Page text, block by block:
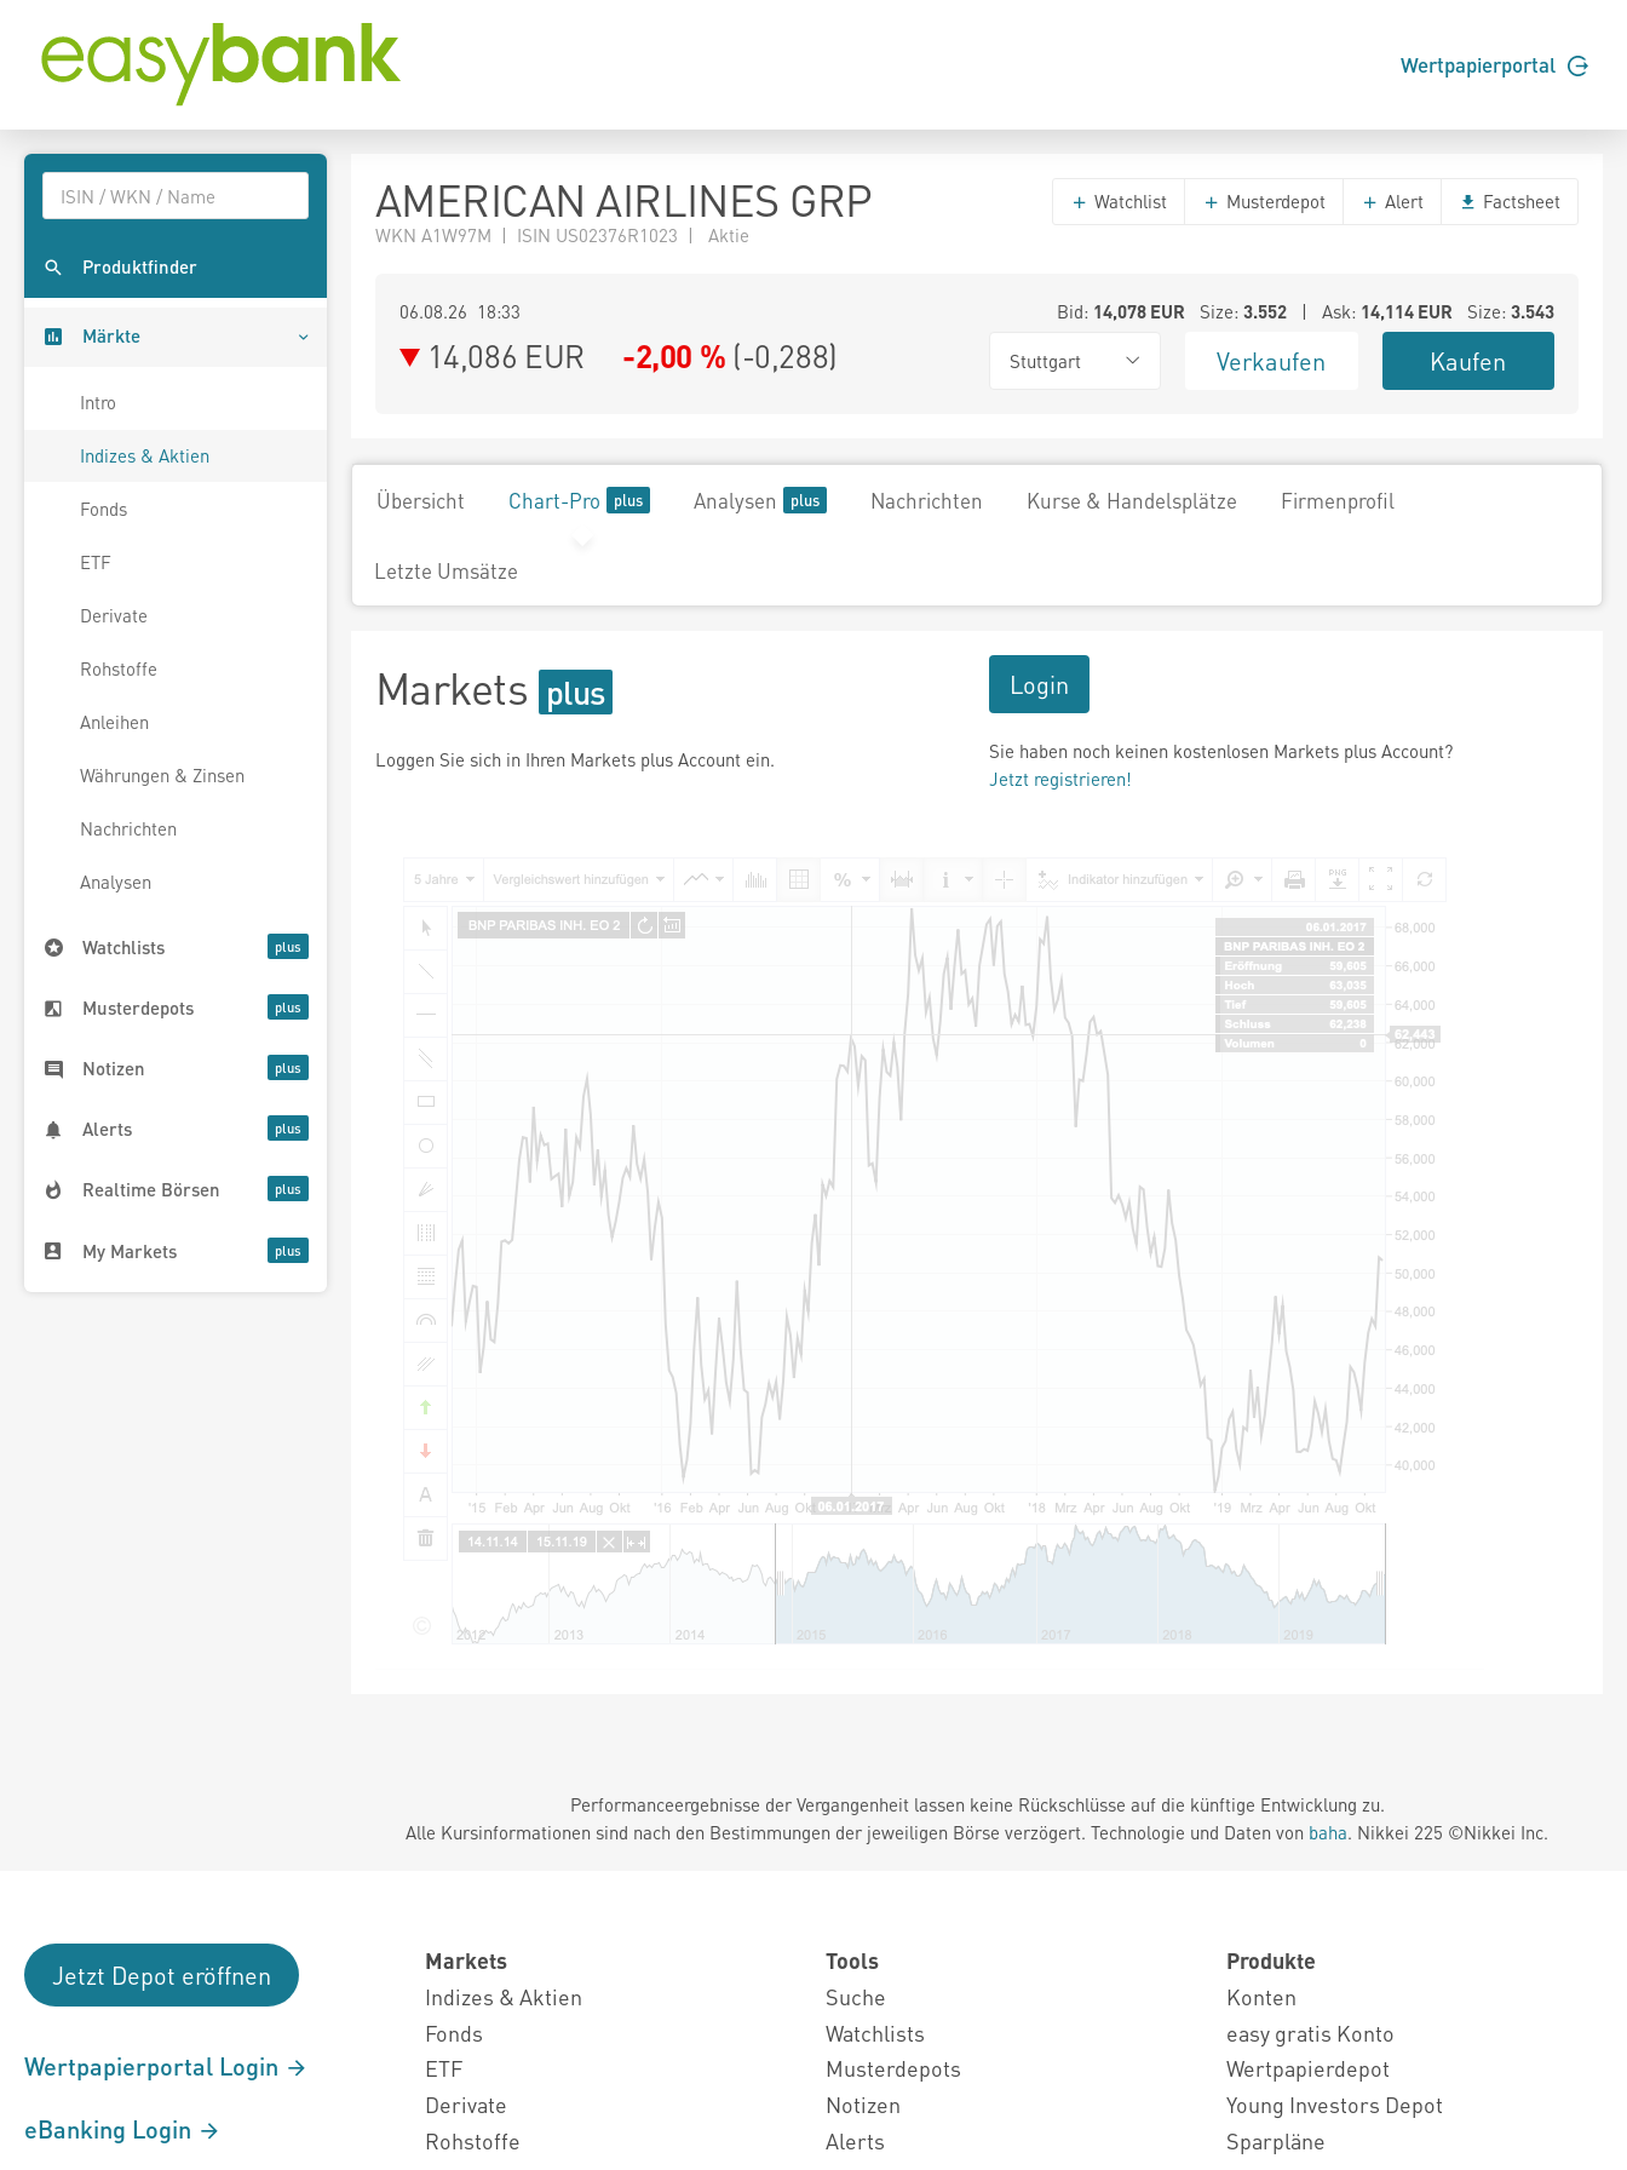
Wertpapierportal
Produktfinder
Märkte
Intro
Indizes & Aktien
Fonds
ETF
Derivate
Rohstoffe
Anleihen
Währungen & Zinsen
Nachrichten
Analysen
Watchlists
Musterdepots
Notizen
Alerts
Realtime Börsen
My Markets
AMERICAN AIRLINES GRP
WKN A1W97M | ISIN US02376R1023 | Aktie
Watchlist Musterdepot Alert Factsheet
06.08.26 18:33 Bid: 14,078EUR Size: 3.552| Ask: 14,114EUR Size: 3.543
14,086 EUR -2,00 % (-0,288) Stuttgart Verkaufen Kaufen
Übersicht Chart-Pro Analysen Nachrichten Kurse & Handelsplätze Firmenprofil
Letzte Umsätze
Markets
Loggen Sie sich in Ihren Markets plus Account ein.
Login
Sie haben noch keinen kostenlosen Markets plus Account?
Jetzt registrieren!
Performanceergebnisse der Vergangenheit lassen keine Rückschlüsse auf die künftige Entwicklung zu.
Alle Kursinformationen sind nach den Bestimmungen der jeweiligen Börse verzögert. Technologie und Daten von baha. Nikkei 225 ©Nikkei Inc.
Jetzt Depot eröffnen
Wertpapierportal Login
eBanking Login
Markets
Indizes & Aktien
Fonds
ETF
Derivate
Rohstoffe
Tools
Suche
Watchlists
Musterdepots
Notizen
Alerts
Produkte
Konten
easy gratis Konto
Wertpapierdepot
Young Investors Depot
Sparpläne